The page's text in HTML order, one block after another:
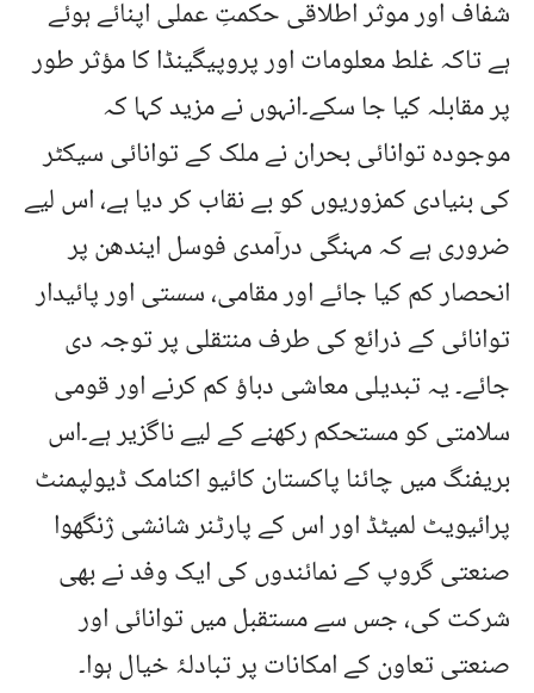
شفاف اور موثر اطلاقی حکمتِ عملی اپنائے ہوئے
ہے تاکہ غلط معلومات اور پروپیگینڈا کا مؤثر طور
پر مقابلہ کیا جا سکے۔انہوں نے مزید کہا کہ
موجودہ توانائی بحران نے ملک کے توانائی سیکٹر
کی بنیادی کمزوریوں کو بے نقاب کر دیا ہے، اس لیے
ضروری ہے کہ مہنگی درآمدی فوسل ایندھن پر
انحصار کم کیا جائے اور مقامی، سستی اور پائیدار
توانائی کے ذرائع کی طرف منتقلی پر توجہ دی
جائے۔ یہ تبدیلی معاشی دباؤ کم کرنے اور قومی
سلامتی کو مستحکم رکھنے کے لیے ناگزیر ہے۔اس
بریفنگ میں چائنا پاکستان کائیو اکنامک ڈیولپمنٹ
پرائیویٹ لمیٹڈ اور اس کے پارٹنر شانشی ژنگھوا
صنعتی گروپ کے نمائندوں کی ایک وفد نے بھی
شرکت کی، جس سے مستقبل میں توانائی اور
صنعتی تعاون کے امکانات پر تبادلۂ خیال ہوا۔